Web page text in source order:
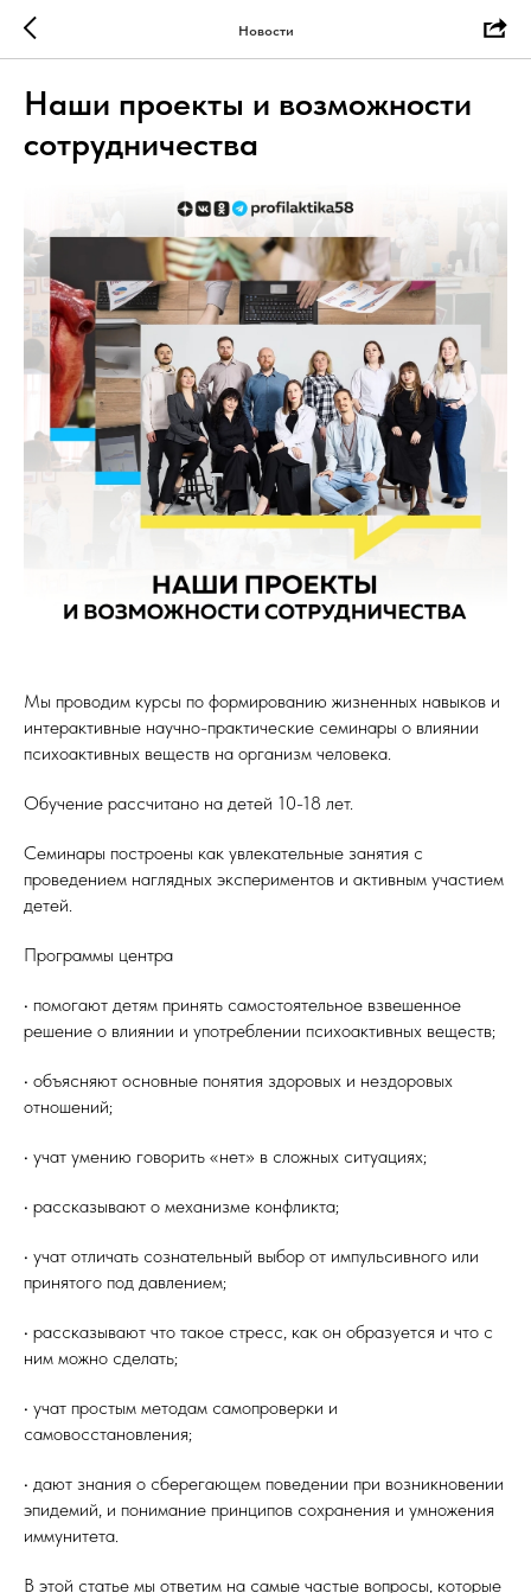
Новости
Наши проекты и возможности
сотрудничества
Мы проводим курсы по формированию жизненных навыков и
интерактивные научно-практические семинары о влиянии
психоактивных веществ на организм человека.
​Обучение рассчитано на детей 10-18 лет.
​Семинары построены как увлекательные занятия с
проведением наглядных экспериментов и активным участием
детей. ​
Программы центра
• помогают детям принять самостоятельное взвешенное
решение о влиянии и употреблении психоактивных веществ;
• объясняют основные понятия здоровых и нездоровых
отношений;
• учат умению говорить «нет» в сложных ситуациях;
• рассказывают о механизме конфликта;
• учат отличать сознательный выбор от импульсивного или
принятого под давлением;
• рассказывают что такое стресс, как он образуется и что с
ним можно сделать;
• учат простым методам самопроверки и
самовосстановления;
• дают знания о сберегающем поведении при возникновении
эпидемий, и понимание принципов сохранения и умножения
иммунитета.
В этой статье мы ответим на самые частые вопросы, которые